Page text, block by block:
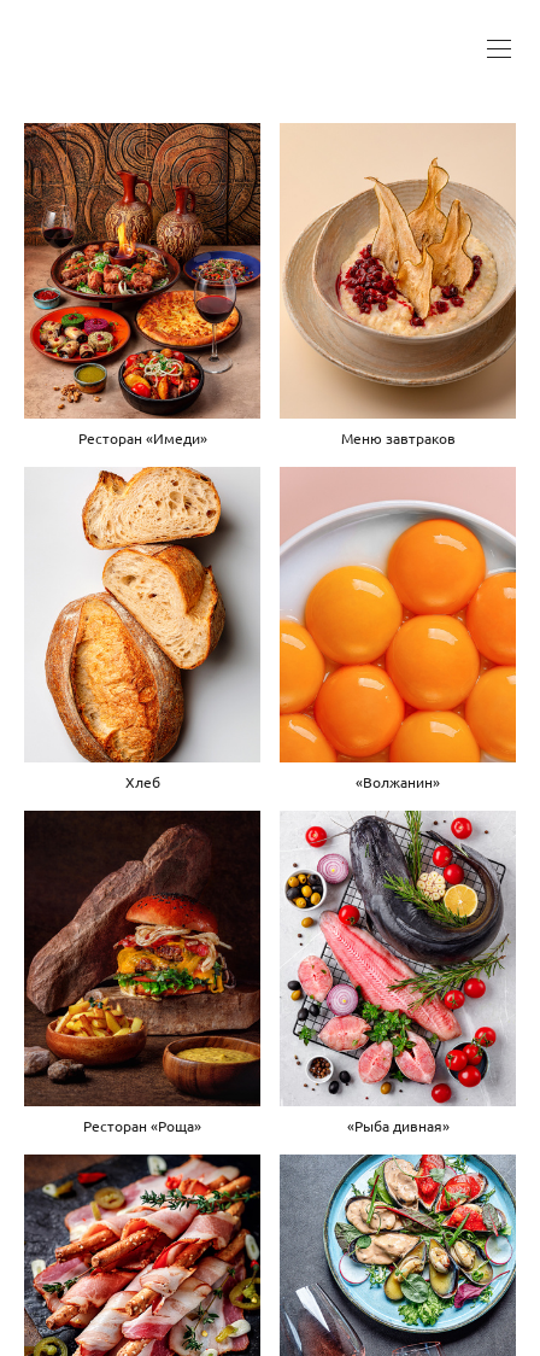
Ресторан «Имеди» Меню завтраков
Хлеб «Волжанин»
Ресторан «Роща» «Рыба дивная»